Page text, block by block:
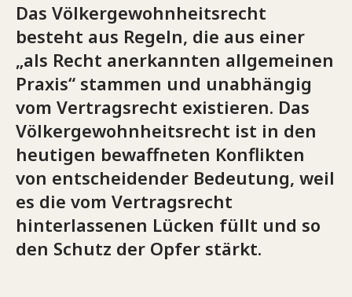
Das Völkergewohnheitsrecht
besteht aus Regeln, die aus einer
„als Recht anerkannten allgemeinen
Praxis“ stammen und unabhängig
vom Vertragsrecht existieren. Das
Völkergewohnheitsrecht ist in den
heutigen bewaffneten Konflikten
von entscheidender Bedeutung, weil
es die vom Vertragsrecht
hinterlassenen Lücken füllt und so
den Schutz der Opfer stärkt.